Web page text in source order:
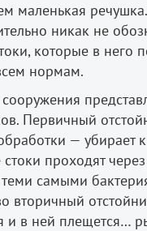
маленькая
никак не
которые в него
нормам.
Первичный
— убирает
проходят
самыми
вторичный
и в ней плещется…